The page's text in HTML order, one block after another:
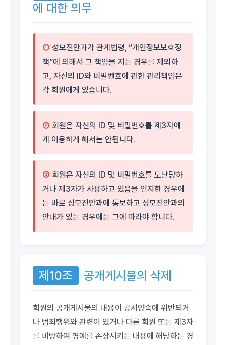
에 대한 의무
① 성모진안과가 관계법령, “개인정보보호정
책”에 의해서 그 책임을 지는 경우를 제외하
고, 자신의 ID와 비밀번호에 관한 관리책임은
각 회원에게 있습니다.
② 회원은 자신의 ID 및 비밀번호를 제3자에
게 이용하게 해서는 안됩니다.
③ 회원은 자신의 ID 및 비밀번호를 도난당하
거나 제3자가 사용하고 있음을 인지한 경우에
는 바로 성모진안과에 통보하고 성모진안과의
안내가 있는 경우에는 그에 따라야 합니다.
제10조 공개게시물의 삭제
회원의 공개게시물의 내용이 공서양속에 위반되거
나 범죄행위와 관련이 있거나 다른 회원 또는 제3자
를 비방하여 명예를 손상시키는 내용에 해당하는 경